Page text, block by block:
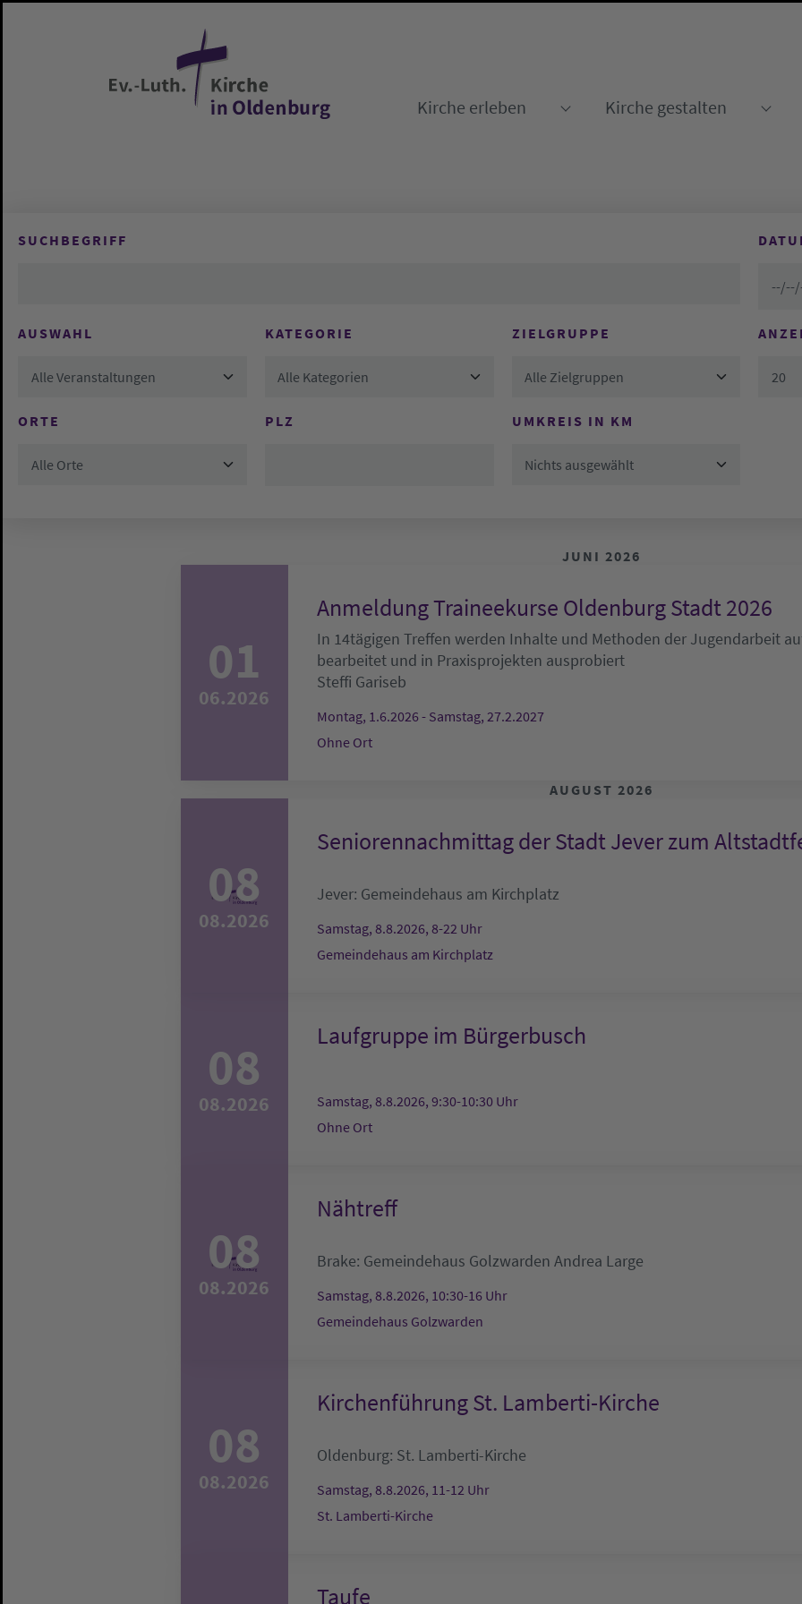
Kirche erleben
Kirche gestalten
SUCHBEGRIFF
AUSWAHL
Alle Veranstaltungen
KATEGORIE
Alle Kategorien
ZIELGRUPPE
Alle Zielgruppen 20
ORTE
Alle Orte
PLZ UMKREIS IN KM
Nichts ausgewählt
JUNI 2026
01
06.2026
Anmeldung Traineekurse Oldenburg Stadt 2026
In 14tägigen Treffen werden Inhalte und Methoden der Jugendarbeit
bearbeitet und in Praxisprojekten ausprobiert
Steffi Gariseb
Montag, 1.6.2026 - Samstag, 27.2.2027
Ohne Ort
AUGUST 2026
08
08.2026
Seniorennachmittag der Stadt Jever zum
Jever: Gemeindehaus am Kirchplatz
Samstag, 8.8.2026, 8-22 Uhr
Gemeindehaus am Kirchplatz
08
08.2026
Laufgruppe im Bürgerbusch
Samstag, 8.8.2026, 9:30-10:30 Uhr
Ohne Ort
08
08.2026
Nähtreff
Brake: Gemeindehaus Golzwarden Andrea Large
Samstag, 8.8.2026, 10:30-16 Uhr
Gemeindehaus Golzwarden
08
08.2026
Kirchenführung St. Lamberti-Kirche
Oldenburg: St. Lamberti-Kirche
Samstag, 8.8.2026, 11-12 Uhr
St. Lamberti-Kirche
Taufe